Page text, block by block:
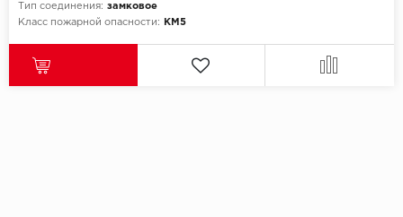
Тип соединения: замковое
Класс пожарной опасности:
КМ5